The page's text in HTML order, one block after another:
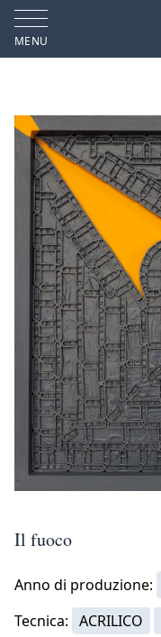
MENU
Il fuoco
Anno di produzione:
Tecnica: ACRILICO